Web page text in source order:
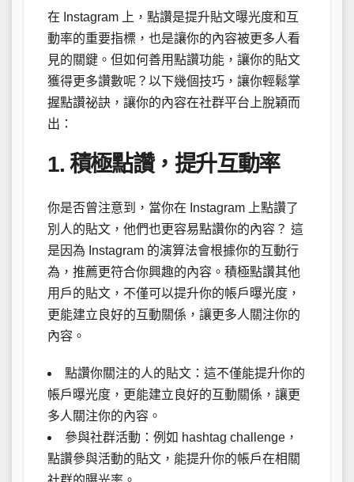
在 Instagram 上，點讚是提升貼文曝光度和互
動率的重要指標，也是讓你的內容被更多人看
見的關鍵。但如何善用點讚功能，讓你的貼文
獲得更多讚數呢？以下幾個技巧，讓你輕鬆掌
握點讚祕訣，讓你的內容在社群平台上脫穎而
出：
1. 積極點讚，提升互動率
你是否曾注意到，當你在 Instagram 上點讚了
別人的貼文，他們也更容易點讚你的內容？ 這
是因為 Instagram 的演算法會根據你的互動行
為，推薦更符合你興趣的內容。積極點讚其他
用戶的貼文，不僅可以提升你的帳戶曝光度，
更能建立良好的互動關係，讓更多人關注你的
內容。
點讚你關注的人的貼文：這不僅能提升你的
帳戶曝光度，更能建立良好的互動關係，讓更
多人關注你的內容。
參與社群活動：例如 hashtag challenge，
點讚參與活動的貼文，能提升你的帳戶在相關